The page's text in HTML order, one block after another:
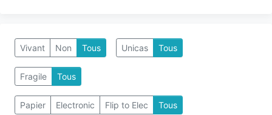
Vivant Non Tous Unicas Tous
Fragile Tous
Papier Electronic Flip to Elec Tous